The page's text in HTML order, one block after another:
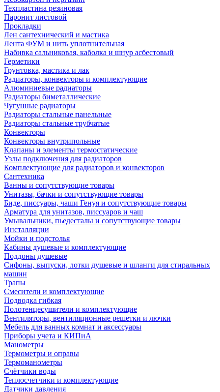
Техпластина резиновая
Паронит листовой
Прокладки
Лен сантехнический и мастика
Лента ФУМ и нить уплотнительная
Набивка сальниковая, каболка и шнур асбестовый
Герметики
Грунтовка, мастика и лак
Радиаторы, конвекторы и комплектующие
Алюминиевые радиаторы
Радиаторы биметаллические
Чугунные радиаторы
Радиаторы стальные панельные
Радиаторы стальные трубчатые
Конвекторы
Конвекторы внутрипольные
Клапаны и элементы термостатические
Узлы подключения для радиаторов
Комплектующие для радиаторов и конвекторов
Сантехника
Ванны и сопутствующие товары
Унитазы, бачки и сопутствующие товары
Биде, писсуары, чаши Генуя и сопутствующие товары
Арматура для унитазов, писсуаров и чаш
Умывальники, пьедесталы и сопутствующие товары
Инсталляции
Мойки и подстолья
Кабины душевые и комплектующие
Поддоны душевые
Сифоны, выпуски, лотки душевые и шланги для стиральных
машин
Трапы
Смесители и комплектующие
Подводка гибкая
Полотенцесушители и комплектующие
Вентиляторы, вентиляционные решетки и лючки
Мебель для ванных комнат и аксессуары
Приборы учета и КИПиА
Манометры
Термометры и оправы
Термоманометры
Счётчики воды
Теплосчетчики и комплектующие
Датчики давления